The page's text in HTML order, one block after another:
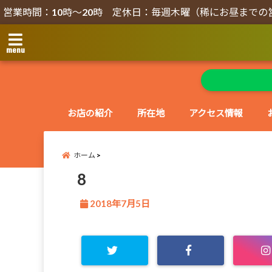
営業時間：10時～20時 定休日：毎週木曜（稀にお昼までの
menu
お店の紹介 所在地 アクセス情報
ホーム
8
2018年7月5日